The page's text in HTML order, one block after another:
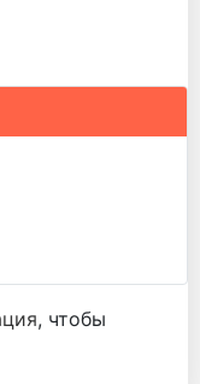
, чтобы